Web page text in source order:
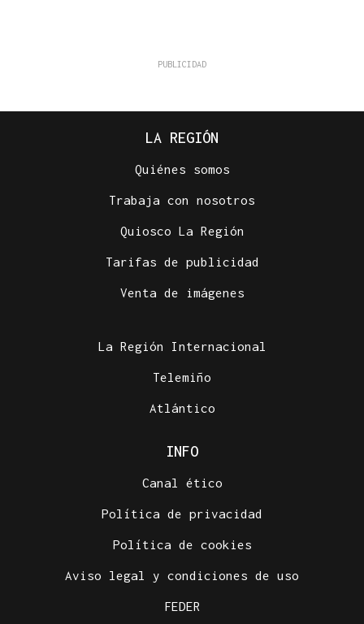
LA REGIÓN
Quiénes somos
Trabaja con nosotros
Quiosco La Región
Tarifas de publicidad
Venta de imágenes
La Región Internacional
Telemiño
Atlántico
INFO
Canal ético
Política de privacidad
Política de cookies
Aviso legal y condiciones de uso
FEDER